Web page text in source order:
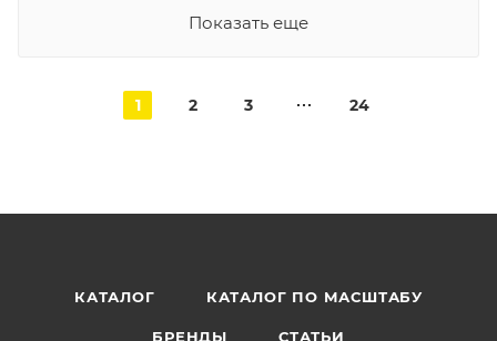
Показать еще
1 2 3 24
КАТАЛОГ КАТАЛОГ ПО МАСШТАБУ
БРЕНДЫ СТАТЬИ